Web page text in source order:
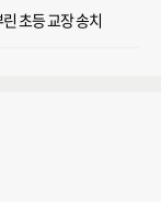
초등 교장 송치